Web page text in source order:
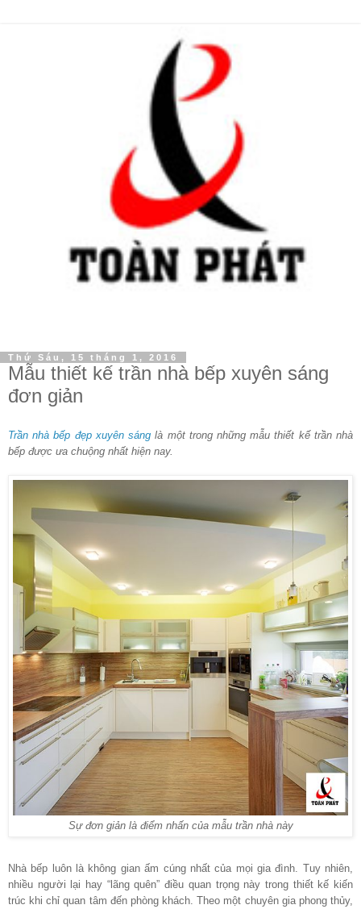
Thứ Sáu, 15 tháng 1, 2016
Mẫu thiết kế trần nhà bếp xuyên sáng
đơn giản
Trần nhà bếp đẹp xuyên sáng là một trong những mẫu thiết kế trần nhà
bếp được ưa chuộng nhất hiện nay.
Sự đơn giản là điểm nhấn của mẫu trần nhà này
Nhà bếp luôn là không gian ấm cúng nhất của mọi gia đình. Tuy nhiên,
nhiều người lại hay “lãng quên” điều quan trọng này trong thiết kế kiến
trúc khi chỉ quan tâm đến phòng khách. Theo một chuyên gia phong thủy,